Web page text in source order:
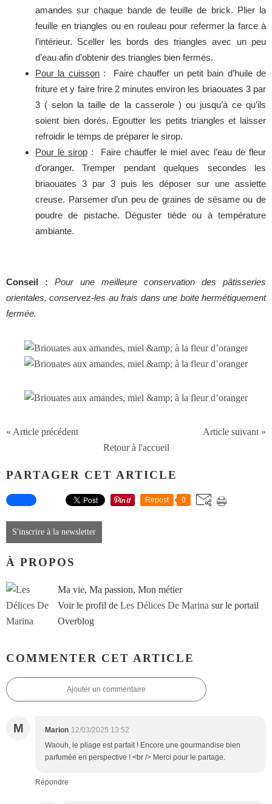
amandes sur chaque bande de feuille de brick. Plier la
feuille en triangles ou en rouleau pour refermer la farce à
l’intérieur. Sceller les bords des triangles avec un peu
d’eau afin d’obtenir des triangles bien fermés.
Pour la cuisson: Faire chauffer un petit bain d’huile de
friture et y faire frire 2 minutes environ les briaouates 3 par
3 ( selon la taille de la casserole ) ou jusqu’à ce qu’ils
soient bien dorés. Egoutter les petits triangles et laisser
refroidir le temps de préparer le sirop.
Pour le sirop : Faire chauffer le miel avec l’eau de fleur
d’oranger. Tremper pendant quelques secondes les
briaouates 3 par 3 puis les déposer sur une assiette
creuse. Parsemer d’un peu de graines de sésame ou de
poudre de pistache. Déguster tiède ou à température
ambiante.
Conseil :
Pour une meilleure conservation des pâtisseries
orientales, conservez-les au frais dans une boite hermétiquement
fermée.
« Article précédent
Article suivant »
Retour à l'accueil
PARTAGER CET ARTICLE
Repost 0
S'inscrire à la newsletter
À PROPOS
Ma vie, Ma passion, Mon métier
Voir le profil de Les Délices De Marina sur le portail
Overblog
COMMENTER CET ARTICLE
Ajouter un commentaire
M Marion 12/03/2025 13:52
Waouh, le pliage est parfait ! Encore une gourmandise bien
parfumée en perspective ! <br /> Merci pour le partage.
Répondre